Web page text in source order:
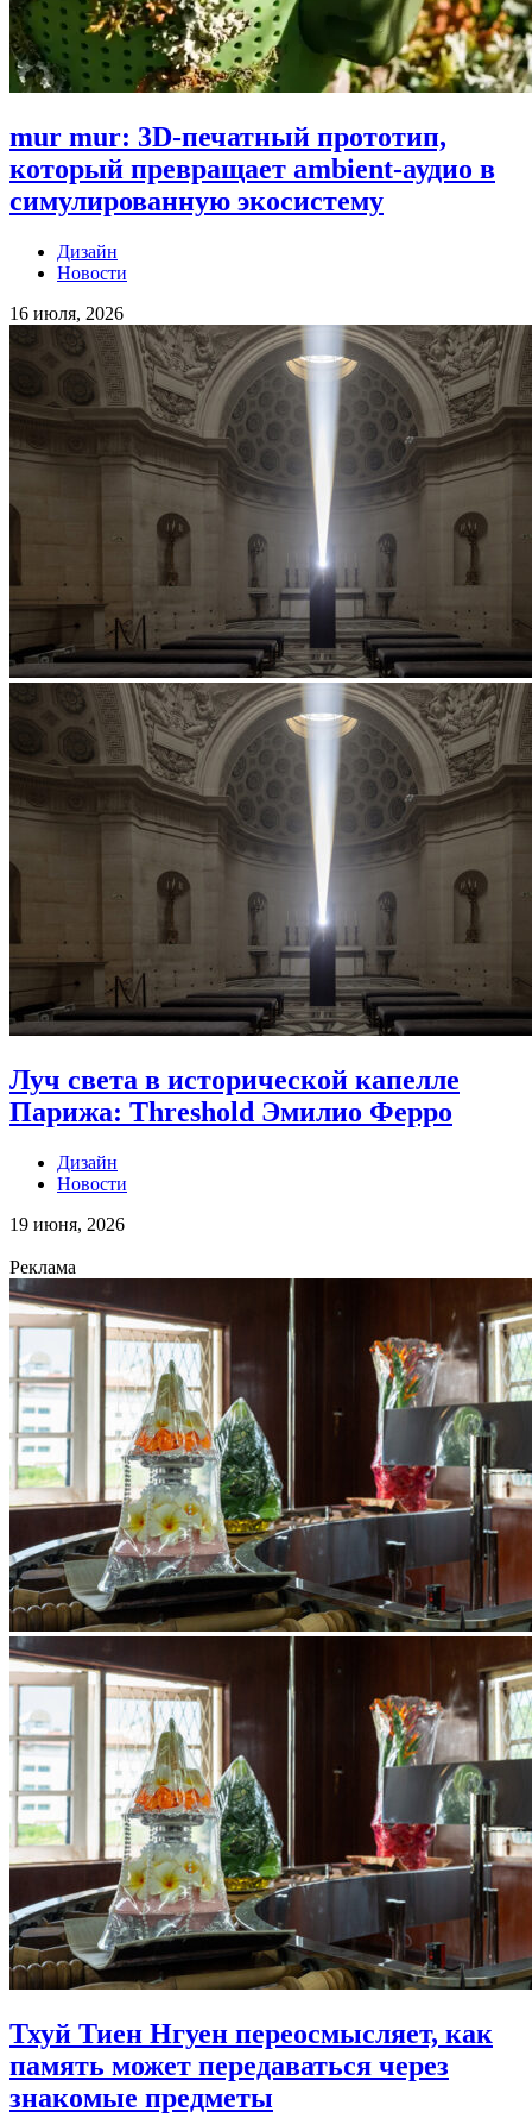
mur mur: 3D-печатный прототип,
который превращает ambient-аудио в
симулированную экосистему
Дизайн
Новости
16 июля, 2026
Луч света в исторической капелле
Парижа: Threshold Эмилио Ферро
Дизайн
Новости
19 июня, 2026
Реклама
Тхуй Тиен Нгуен переосмысляет, как
память может передаваться через
знакомые предметы